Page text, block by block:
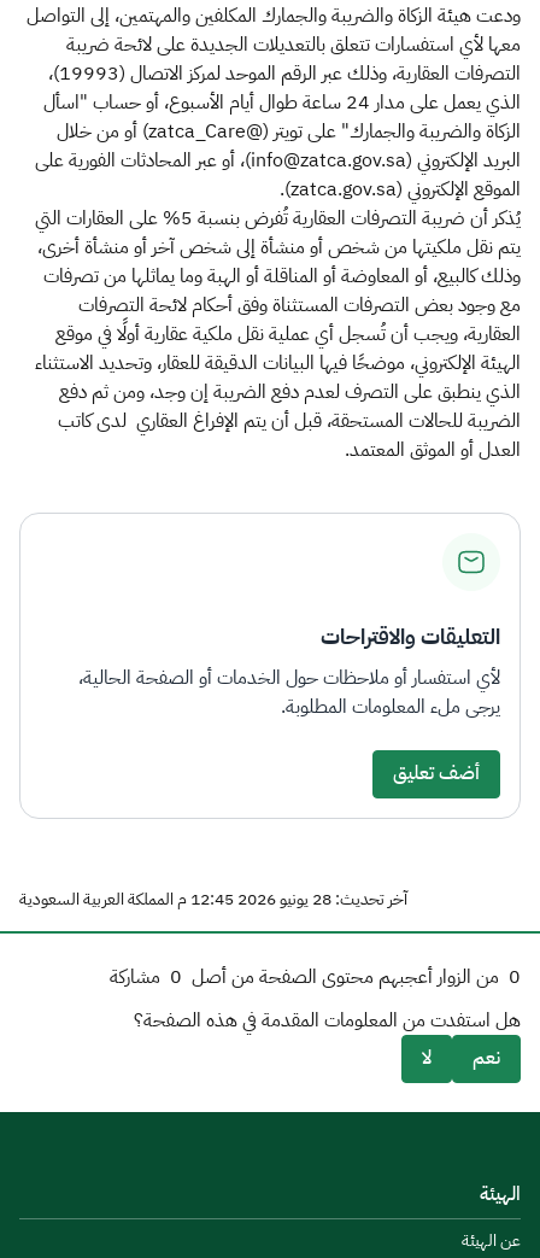
ودعت هيئة الزكاة والضريبة والجمارك المكلفين والمهتمين، إلى التواصل
معها لأي استفسارات تتعلق بالتعديلات الجديدة على لائحة ضريبة
التصرفات العقارية، وذلك عبر الرقم الموحد لمركز الاتصال (19993)،
الذي يعمل على مدار 24 ساعة طوال أيام الأسبوع، أو حساب "اسأل
الزكاة والضريبة والجمارك" على تويتر (@zatca_Care) أو من خلال
البريد الإلكتروني (info@zatca.gov.sa)، أو عبر المحادثات الفورية على
الموقع الإلكتروني (zatca.gov.sa).
يُذكر أن ضريبة التصرفات العقارية تُفرض بنسبة 5% على العقارات التي
يتم نقل ملكيتها من شخص أو منشأة إلى شخص آخر أو منشأة أخرى،
وذلك كالبيع، أو المعاوضة أو المناقلة أو الهبة وما يماثلها من تصرفات
مع وجود بعض التصرفات المستثناة وفق أحكام لائحة التصرفات
العقارية، ويجب أن تُسجل أي عملية نقل ملكية عقارية أولًا في موقع
الهيئة الإلكتروني، موضحًا فيها البيانات الدقيقة للعقار، وتحديد الاستثناء
الذي ينطبق على التصرف لعدم دفع الضريبة إن وجد، ومن ثم دفع
الضريبة للحالات المستحقة، قبل أن يتم الإفراغ العقاري لدى كاتب
العدل أو الموثق المعتمد. ​
التعليقات والاقتراحات
لأي استفسار أو ملاحظات حول الخدمات أو الصفحة الحالية،
يرجى ملء المعلومات المطلوبة.
أضف تعليق
آخر تحديث: 28 يونيو 2026 12:45 م المملكة العربية السعودية
0 من الزوار أعجبهم محتوى الصفحة من أصل 0 مشاركة
هل استفدت من المعلومات المقدمة في هذه الصفحة؟
نعم
لا
الهيئة
عن الهيئة